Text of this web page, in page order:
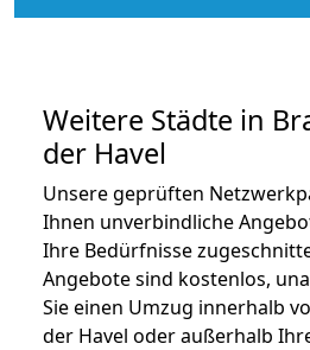
Weitere Städte in
der Havel
Unsere geprüften
Ihnen unverbindliche
Ihre Bedürfnisse
Angebote sind kostenlos,
Sie einen Umzug innerhalb
der Havel oder außerhalb